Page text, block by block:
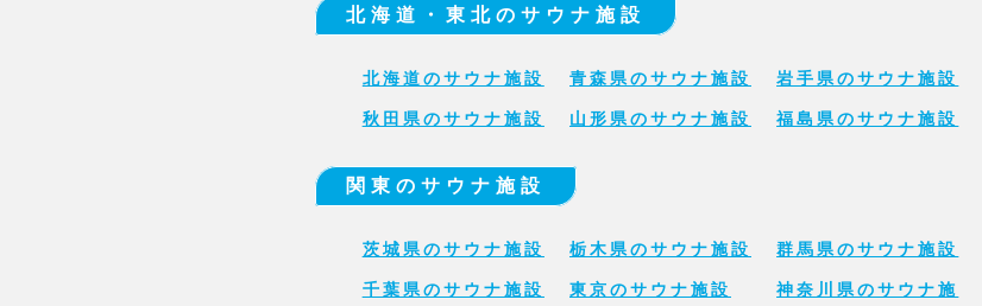
北海道・東北のサウナ施設
北海道のサウナ施設 青森県のサウナ施設 岩手県のサウナ施設
秋田県のサウナ施設 山形県のサウナ施設 福島県のサウナ施設
関東のサウナ施設
茨城県のサウナ施設 栃木県のサウナ施設 群馬県のサウナ施設
千葉県のサウナ施設 東京のサウナ施設
神奈川県のサウナ施